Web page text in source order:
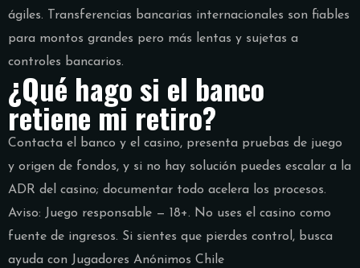
ágiles. Transferencias bancarias internacionales son fiables
para montos grandes pero más lentas y sujetas a
controles bancarios.
¿Qué hago si el banco
retiene mi retiro?
Contacta el banco y el casino, presenta pruebas de juego
y origen de fondos, y si no hay solución puedes escalar a la
ADR del casino; documentar todo acelera los procesos.
Aviso: Juego responsable — 18+. No uses el casino como
fuente de ingresos. Si sientes que pierdes control, busca
ayuda con Jugadores Anónimos Chile